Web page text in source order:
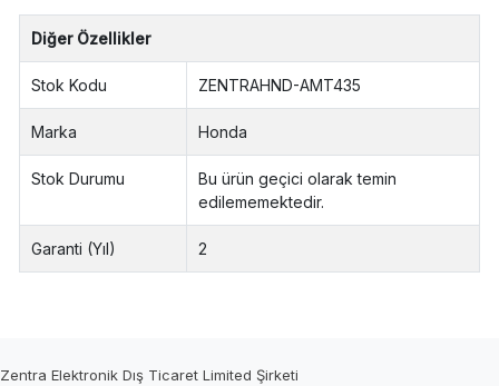
Diğer Özellikler
Stok Kodu ZENTRAHND-AMT435
Marka Honda
Stok Durumu
Bu ürün geçici olarak temin
edilememektedir.
Garanti (Yıl) 2
Zentra Elektronik Dış Ticaret Limited Şirketi